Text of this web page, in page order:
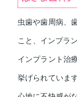
虫歯や歯周病、
こと、インプラ
インプラント治
挙げられていま